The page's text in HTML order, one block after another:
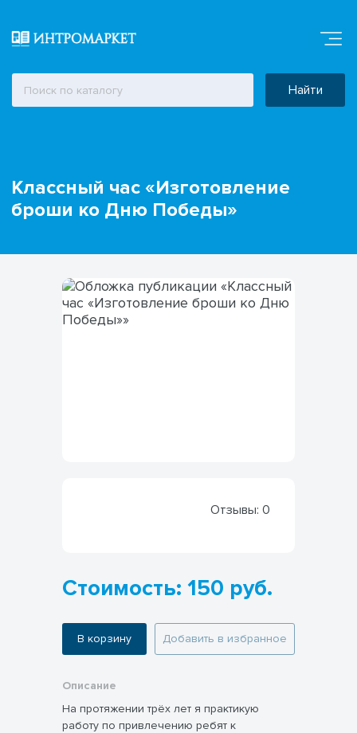
Найти
Классный час «Изготовление
броши ко Дню Победы»
Отзывы: 0
Стоимость: 150 руб.
В корзину Добавить в избранное
Описание
На протяжении трёх лет я практикую
работу по привлечению ребят к